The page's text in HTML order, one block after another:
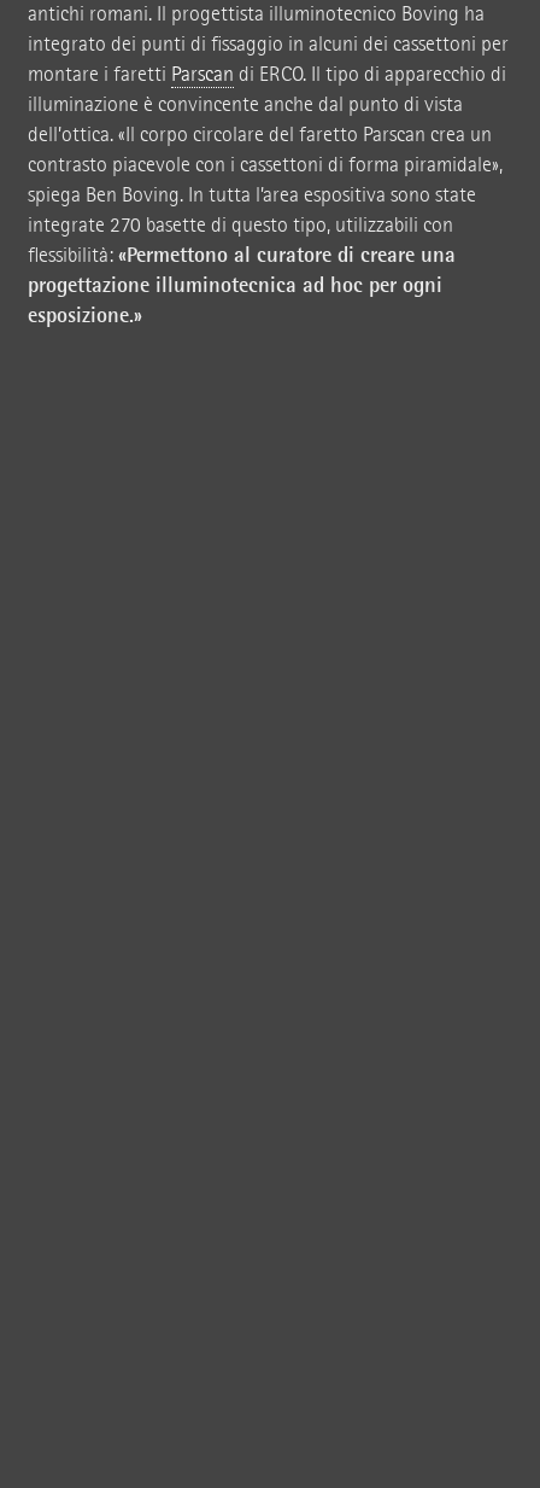
antichi romani. Il progettista illuminotecnico Boving ha
integrato dei punti di fissaggio in alcuni dei cassettoni per
montare i faretti Parscan di ERCO. Il tipo di apparecchio di
illuminazione è convincente anche dal punto di vista
dell’ottica. «Il corpo circolare del faretto Parscan crea un
contrasto piacevole con i cassettoni di forma piramidale»,
spiega Ben Boving. In tutta l’area espositiva sono state
integrate 270 basette di questo tipo, utilizzabili con
flessibilità:«Permettono al curatore di creare una
progettazione illuminotecnica ad hoc per ogni
esposizione.»